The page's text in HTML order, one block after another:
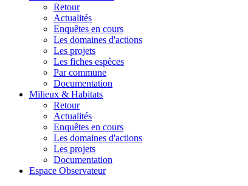
Retour
Actualités
Enquêtes en cours
Les domaines d'actions
Les projets
Les fiches espèces
Par commune
Documentation
Milieux & Habitats
Retour
Actualités
Enquêtes en cours
Les domaines d'actions
Les projets
Documentation
Espace Observateur